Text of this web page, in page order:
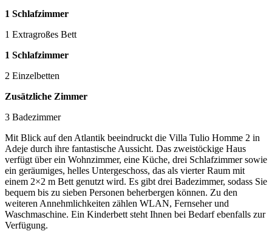
1 Schlafzimmer
1 Extragroßes Bett
1 Schlafzimmer
2 Einzelbetten
Zusätzliche Zimmer
3 Badezimmer
Mit Blick auf den Atlantik beeindruckt die Villa Tulio Homme 2 in
Adeje durch ihre fantastische Aussicht. Das zweistöckige Haus
verfügt über ein Wohnzimmer, eine Küche, drei Schlafzimmer sowie
ein geräumiges, helles Untergeschoss, das als vierter Raum mit
einem 2×2 m Bett genutzt wird. Es gibt drei Badezimmer, sodass Sie
bequem bis zu sieben Personen beherbergen können. Zu den
weiteren Annehmlichkeiten zählen WLAN, Fernseher und
Waschmaschine. Ein Kinderbett steht Ihnen bei Bedarf ebenfalls zur
Verfügung.